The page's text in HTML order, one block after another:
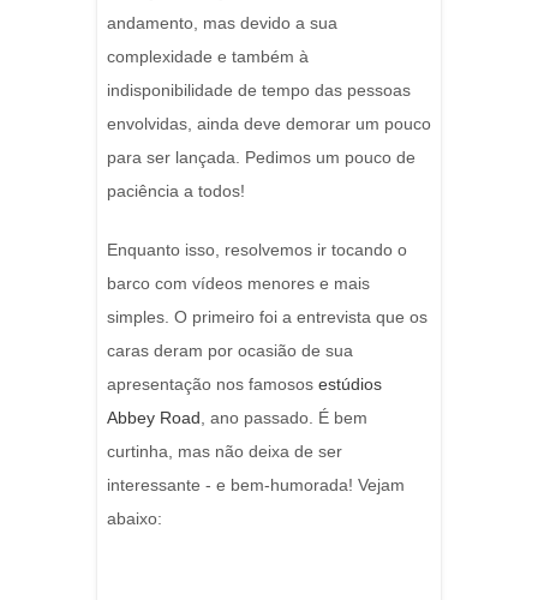
andamento, mas devido a sua
complexidade e também à
indisponibilidade de tempo das pessoas
envolvidas, ainda deve demorar um pouco
para ser lançada. Pedimos um pouco de
paciência a todos!
Enquanto isso, resolvemos ir tocando o
barco com vídeos menores e mais
simples. O primeiro foi a entrevista que os
caras deram por ocasião de sua
apresentação nos famosos estúdios
Abbey Road , ano passado. É bem
curtinha, mas não deixa de ser
interessante - e bem-humorada! Vejam
abaixo: